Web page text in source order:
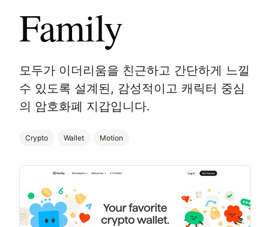
Family
모두가 이더리움을 친근하고 간단하게 느낄
수 있도록 설계된, 감성적이고 캐릭터 중심
의 암호화폐 지갑입니다.
Crypto Wallet Motion